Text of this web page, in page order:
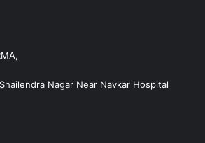
Nagar Near Navkar Hospital